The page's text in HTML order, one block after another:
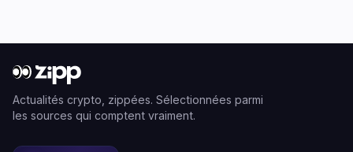
Actualités crypto, zippées. Sélectionnées parmi
les sources qui comptent vraiment.